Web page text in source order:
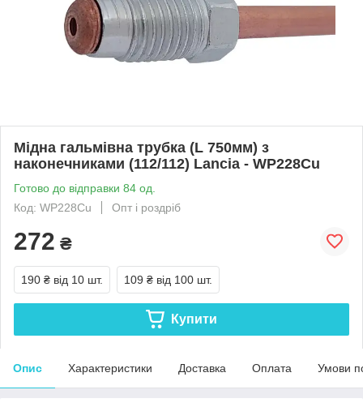
Мідна гальмівна трубка (L 750мм) з
наконечниками (112/112) Lancia - WP228Cu
Готово до відправки 84 од.
Код: WP228Cu
Опт і роздріб
272 ₴
190 ₴ від 10 шт. 109 ₴ від 100 шт.
Купити
Опис Характеристики Доставка Оплата Умови